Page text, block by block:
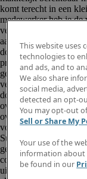
This website uses
technologies to
and ads, and to
We also share
social media,
detected an opt-
You may opt-out
Sell or Share My
Your use of the
information about
be found in our